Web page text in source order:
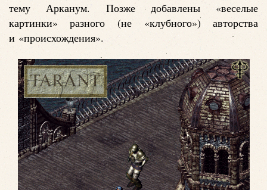
тему Арканум. Позже добавлены «веселые
картинки» разного (не «клубного») авторства
и «происхождения».